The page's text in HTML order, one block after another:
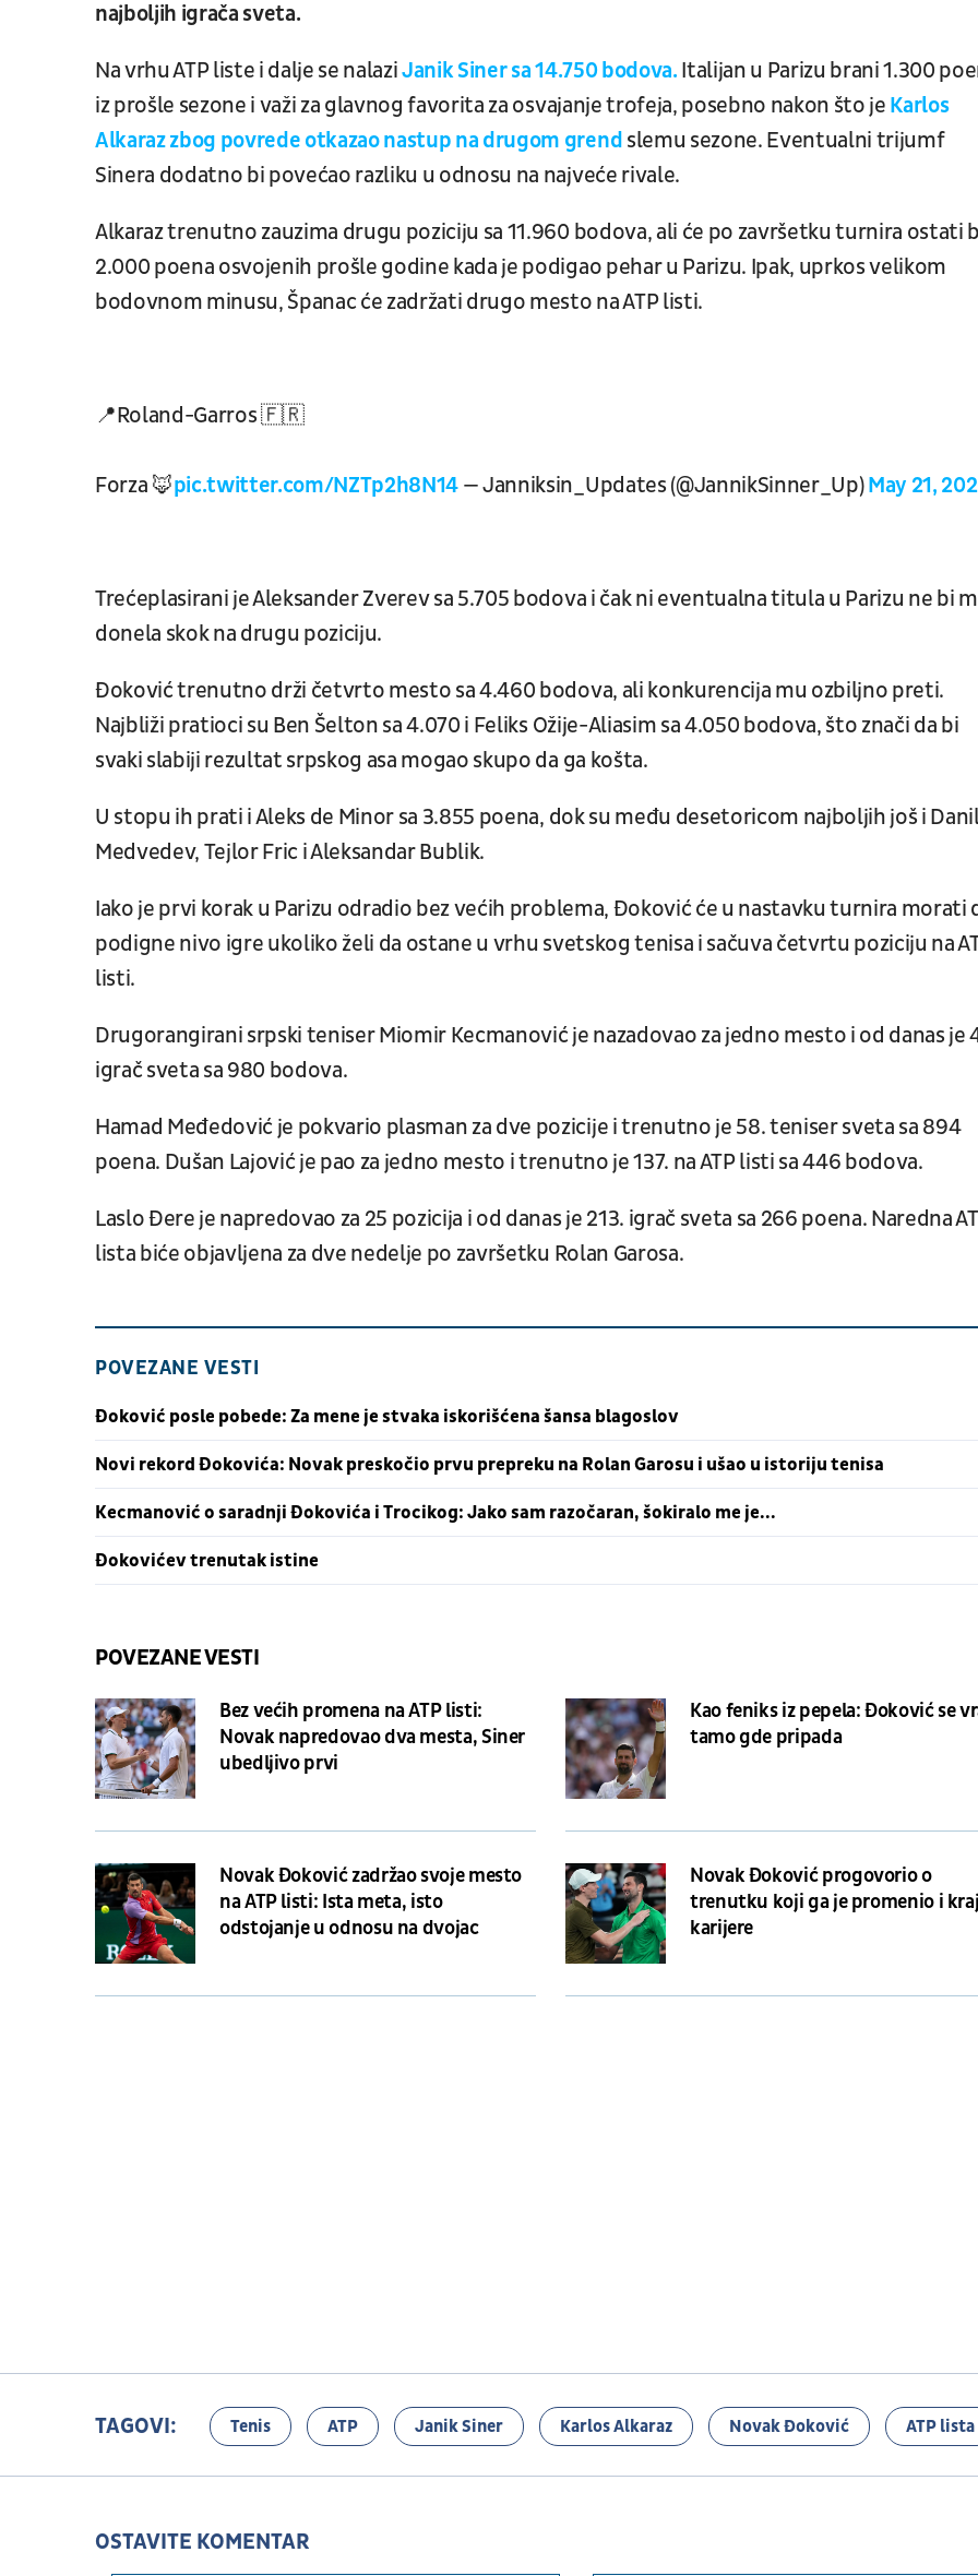
najboljih igrača sveta.
Na vrhu ATP liste i dalje se nalaziJanik Siner sa 14.750 bodova. Italijan u Parizu brani 1.300
iz prošle sezone i važi za glavnog favorita za osvajanje trofeja, posebno nakon što je Karlos
Alkaraz zbog povrede otkazao nastup na drugom grend slemu sezone. Eventualni trijumf
Sinera dodatno bi povećao razliku u odnosu na najveće rivale.
Alkaraz trenutno zauzima drugu poziciju sa 11.960 bodova, ali će po završetku turnira ostati
2.000 poena osvojenih prošle godine kada je podigao pehar u Parizu. Ipak, uprkos velikom
bodovnom minusu, Španac će zadržati drugo mesto na ATP listi.
📍Roland-Garros 🇫🇷
Forza 🦊pic.twitter.com/NZTp2h8N14 — Janniksin_Updates (@JannikSinner_Up)May 21,
Trećeplasirani je Aleksander Zverev sa 5.705 bodova i čak ni eventualna titula u Parizu ne bi
donela skok na drugu poziciju.
Đoković trenutno drži četvrto mesto sa 4.460 bodova, ali konkurencija mu ozbiljno preti.
Najbliži pratioci su Ben Šelton sa 4.070 i Feliks Ožije-Aliasim sa 4.050 bodova, što znači da bi
svaki slabiji rezultat srpskog asa mogao skupo da ga košta.
U stopu ih prati i Aleks de Minor sa 3.855 poena, dok su među desetoricom najboljih još i
Medvedev, Tejlor Fric i Aleksandar Bublik.
Iako je prvi korak u Parizu odradio bez većih problema, Đoković će u nastavku turnira morati
podigne nivo igre ukoliko želi da ostane u vrhu svetskog tenisa i sačuva četvrtu poziciju na
listi.
Drugorangirani srpski teniser Miomir Kecmanović je nazadovao za jedno mesto i od danas je
igrač sveta sa 980 bodova.
Hamad Međedović je pokvario plasman za dve pozicije i trenutno je 58. teniser sveta sa 894
poena. Dušan Lajović je pao za jedno mesto i trenutno je 137. na ATP listi sa 446 bodova.
Laslo Đere je napredovao za 25 pozicija i od danas je 213. igrač sveta sa 266 poena. Naredna
lista biće objavljena za dve nedelje po završetku Rolan Garosa.
POVEZANE VESTI
Đoković posle pobede: Za mene je stvaka iskorišćena šansa blagoslov
Novi rekord Đokovića: Novak preskočio prvu prepreku na Rolan Garosu i ušao u istoriju tenisa
Kecmanović o saradnji Đokovića i Trocikog: Jako sam razočaran, šokiralo me je...
Đokovićev trenutak istine
POVEZANE VESTI
Bez većih promena na ATP listi:
Novak napredovao dva mesta, Siner
ubedljivo prvi
Kao feniks iz pepela: Đoković se
tamo gde pripada
Novak Đoković zadržao svoje mesto
na ATP listi: Ista meta, isto
odstojanje u odnosu na dvojac
Novak Đoković progovorio o
trenutku koji ga je promenio i
karijere
TAGOVI: Tenis ATP Janik Siner Karlos Alkaraz Novak Đoković ATP lista
OSTAVITE KOMENTAR